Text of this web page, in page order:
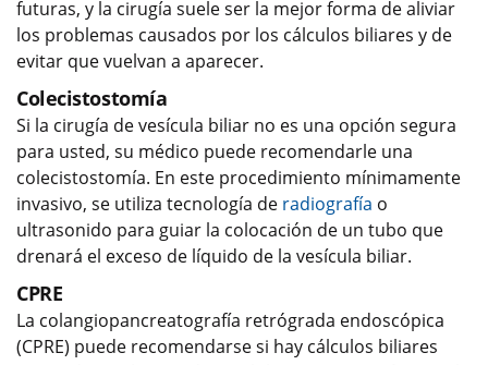
futuras, y la cirugía suele ser la mejor forma de aliviar
los problemas causados por los cálculos biliares y de
evitar que vuelvan a aparecer.
Colecistostomía
Si la cirugía de vesícula biliar no es una opción segura
para usted, su médico puede recomendarle una
colecistostomía. En este procedimiento mínimamente
invasivo, se utiliza tecnología de radiografía o
ultrasonido para guiar la colocación de un tubo que
drenará el exceso de líquido de la vesícula biliar.
CPRE
La colangiopancreatografía retrógrada endoscópica
(CPRE) puede recomendarse si hay cálculos biliares